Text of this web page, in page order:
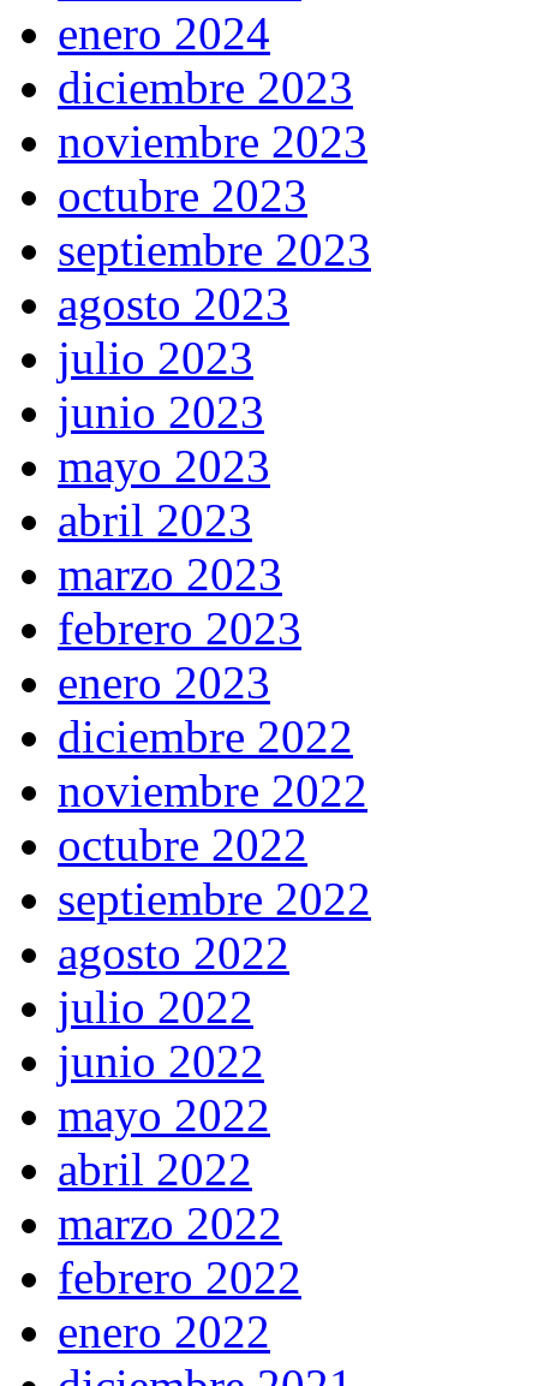
enero 2024
diciembre 2023
noviembre 2023
octubre 2023
septiembre 2023
agosto 2023
julio 2023
junio 2023
mayo 2023
abril 2023
marzo 2023
febrero 2023
enero 2023
diciembre 2022
noviembre 2022
octubre 2022
septiembre 2022
agosto 2022
julio 2022
junio 2022
mayo 2022
abril 2022
marzo 2022
febrero 2022
enero 2022